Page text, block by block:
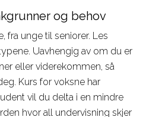
og behov
fra unge til seniorer. Les
Uavhengig av om du er
eller viderekommen, så
Kurs for voksne har
vil du delta i en mindre
hvor all undervisning skjer